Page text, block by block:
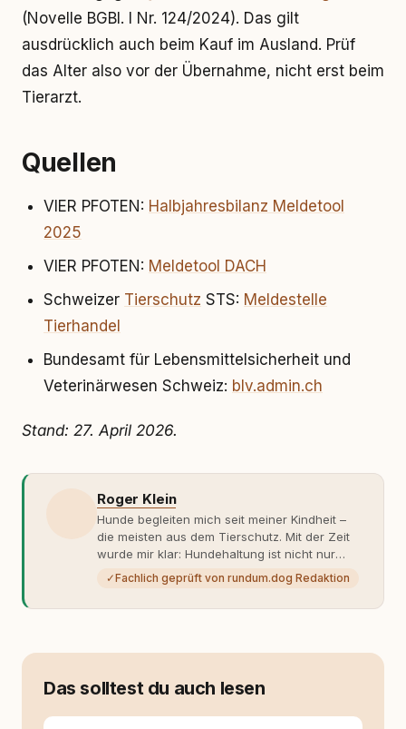
(Novelle BGBl. I Nr. 124/2024). Das gilt
ausdrücklich auch beim Kauf im Ausland. Prüf
das Alter also vor der Übernahme, nicht erst beim
Tierarzt.
Quellen
VIER PFOTEN: Halbjahresbilanz Meldetool
2025
VIER PFOTEN: Meldetool DACH
Schweizer Tierschutz STS: Meldestelle
Tierhandel
Bundesamt für Lebensmittelsicherheit und
Veterinärwesen Schweiz: blv.admin.ch
Stand: 27. April 2026.
Roger Klein
Hunde begleiten mich seit meiner Kindheit –
die meisten aus dem Tierschutz. Mit der Zeit
wurde mir klar: Hundehaltung ist nicht nur
Gefühl, sondern Verantwortung und
Fachwissen. Der Wendepunkt kam mit meinem
moderner Hundeerziehung
entsteht echte Bindung dort, wo Verständnis
✓Fachlich geprüft von rundum.dog Redaktion
Das solltest du auch lesen